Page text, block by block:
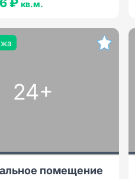
₽ кв.м.
24+
помещение